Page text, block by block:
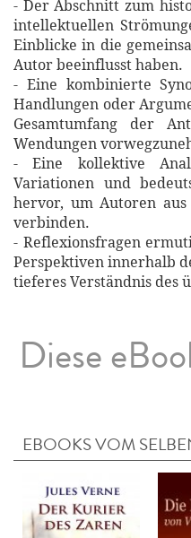
- Der Abschnitt zum
intellektuellen
Einblicke in die
Autor beeinflusst haben.
- Eine kombinierte
Handlungen oder
Gesamtumfang der
Wendungen
- Eine kollektive
Variationen und
hervor, um Autoren
verbinden.
- Reflexionsfragen
Perspektiven innerhalb
tieferes Verständnis des
Diese
EBOOKS VOM